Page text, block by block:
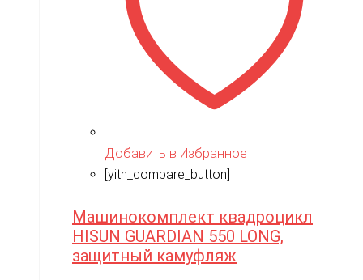
Добавить в Избранное
[yith_compare_button]
Машинокомплект квадроцикл
HISUN GUARDIAN 550 LONG,
защитный камуфляж